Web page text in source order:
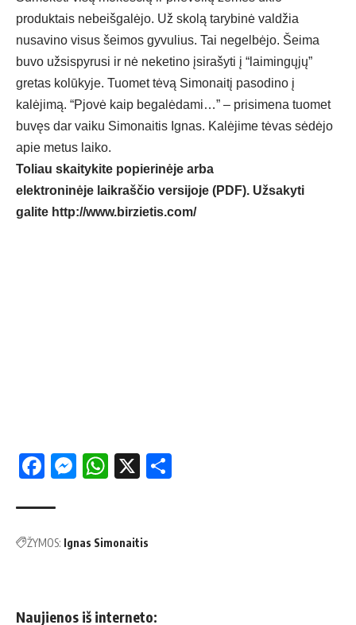
produktais nebeišgalėjo. Už skolą tarybinė valdžia
nusavino visus šeimos gyvulius. Tai negelbėjo. Šeima
buvo užsispyrusi ir nė neketino įsirašyti į “laimingųjų”
gretas kolūkyje. Tuomet tėvą Simonaitį pasodino į
kalėjimą. “Pjovė kaip begalėdami…” – prisimena tuomet
buvęs dar vaiku Simonaitis Ignas. Kalėjime tėvas sėdėjo
apie metus laiko.
Toliau skaitykite popierinėje arba
elektroninėje laikraščio versijoje (PDF). Užsakyti
galite http://www.birzietis.com/
Facebook
Messenger
WhatsApp
X
ŽYMOS: Ignas Simonaitis
Naujienos iš interneto: